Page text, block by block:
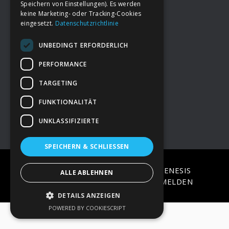
FooterDeine Spende
→ Impressum
→Kontakt zum PAO Team
COPYRIGHT © 2026 · ON
GENESIS
FRAMEWORK·WORDPRESS·ANMELDEN
Speichern von Einstellungen). Es werden
keine Marketing- oder Tracking-Cookies
eingesetzt. Datenschutzrichtlinie
UNBEDINGT ERFORDERLICH
PERFORMANCE
TARGETING
FUNKTIONALITÄT
UNKLASSIFIZIERTE
SPEICHERN & SCHLIESSEN
ALLE ABLEHNEN
DETAILS ANZEIGEN
POWERED BY COOKIESCRIPT